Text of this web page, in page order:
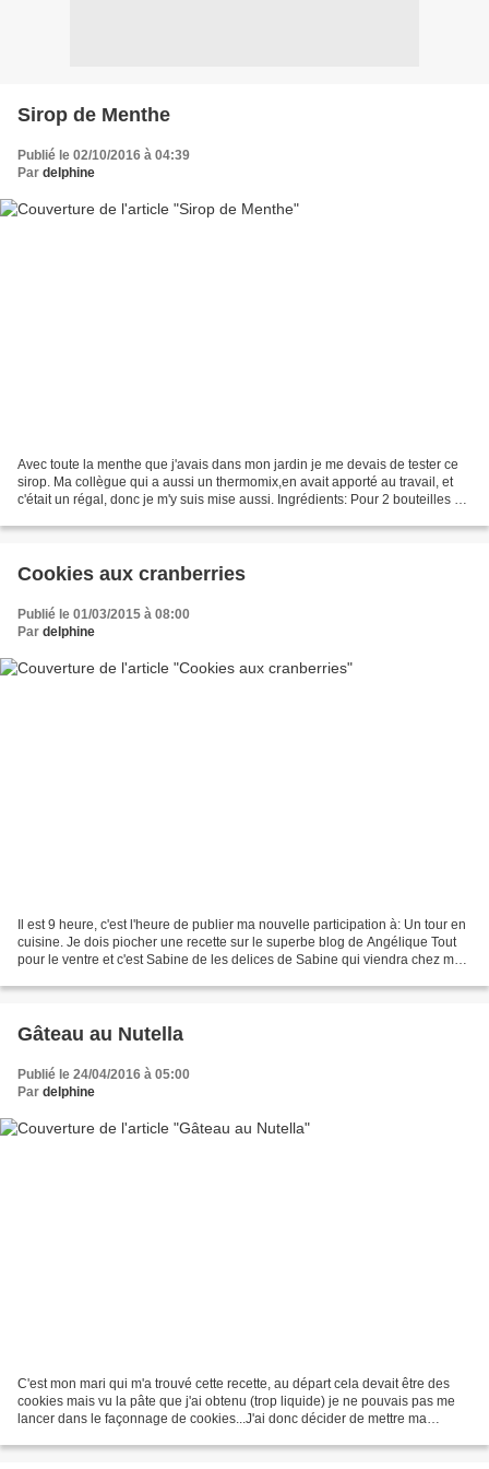
Sirop de Menthe
Publié le 02/10/2016 à 04:39
Par delphine
Avec toute la menthe que j'avais dans mon jardin je me devais de tester ce
sirop. Ma collègue qui a aussi un thermomix,en avait apporté au travail, et
c'était un régal, donc je m'y suis mise aussi. Ingrédients: Pour 2 bouteilles de
Cookies aux cranberries
Publié le 01/03/2015 à 08:00
Par delphine
Il est 9 heure, c'est l'heure de publier ma nouvelle participation à: Un tour en
cuisine. Je dois piocher une recette sur le superbe blog de Angélique Tout
pour le ventre et c'est Sabine de les delices de Sabine qui viendra chez moi.
Gâteau au Nutella
Publié le 24/04/2016 à 05:00
Par delphine
C'est mon mari qui m'a trouvé cette recette, au départ cela devait être des
cookies mais vu la pâte que j'ai obtenu (trop liquide) je ne pouvais pas me
lancer dans le façonnage de cookies...J'ai donc décider de mettre ma